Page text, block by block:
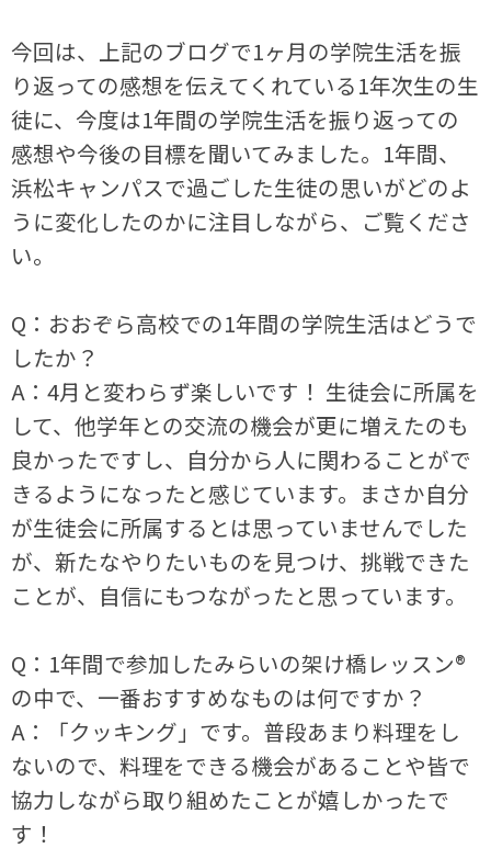
今回は、上記のブログで1ヶ月の学院生活を振
り返っての感想を伝えてくれている1年次生の生
徒に、今度は1年間の学院生活を振り返っての
感想や今後の目標を聞いてみました。 1年間、
浜松キャンパスで過ごした生徒の思いがどのよ
うに変化したのかに注目しながら、ご覧くださ
い。
Q：おおぞら高校での1年間の学院生活はどうで
したか？
A：4月と変わらず楽しいです！ 生徒会に所属を
して、他学年との交流の機会が更に増えたのも
良かったですし、自分から人に関わることがで
きるようになったと感じています。まさか自分
が生徒会に所属するとは思っていませんでした
が、新たなやりたいものを見つけ、挑戦できた
ことが、自信にもつながったと思っています。
Q：1年間で参加したみらいの架け橋レッスン®
の中で、一番おすすめなものは何ですか？
A：「クッキング」です。普段あまり料理をし
ないので、料理をできる機会があることや皆で
協力しながら取り組めたことが嬉しかったで
す！